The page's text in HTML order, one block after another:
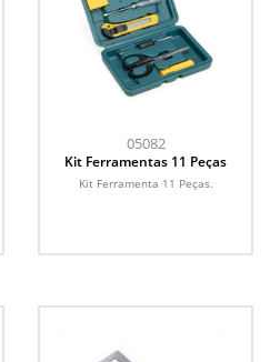
05082
Kit Ferramentas 11 Peças
Kit Ferramenta 11 Peças.